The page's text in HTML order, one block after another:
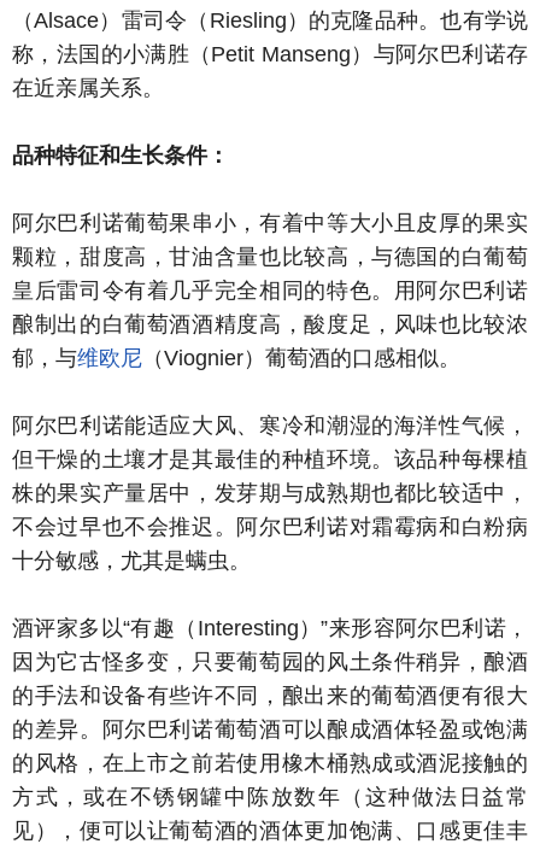
（Alsace）雷司令（Riesling）的克隆品种。也有学说
称，法国的小满胜（Petit Manseng）与阿尔巴利诺存
在近亲属关系。
品种特征和生长条件：
阿尔巴利诺葡萄果串小，有着中等大小且皮厚的果实
颗粒，甜度高，甘油含量也比较高，与德国的白葡萄
皇后雷司令有着几乎完全相同的特色。用阿尔巴利诺
酿制出的白葡萄酒酒精度高，酸度足，风味也比较浓
郁，与维欧尼 （Viognier）葡萄酒的口感相似。
阿尔巴利诺能适应大风、寒冷和潮湿的海洋性气候，
但干燥的土壤才是其最佳的种植环境。该品种每棵植
株的果实产量居中，发芽期与成熟期也都比较适中，
不会过早也不会推迟。阿尔巴利诺对霜霉病和白粉病
十分敏感，尤其是螨虫。
酒评家多以“有趣（Interesting）”来形容阿尔巴利诺，
因为它古怪多变，只要葡萄园的风土条件稍异，酿酒
的手法和设备有些许不同，酿出来的葡萄酒便有很大
的差异。阿尔巴利诺葡萄酒可以酿成酒体轻盈或饱满
的风格，在上市之前若使用橡木桶熟成或酒泥接触的
方式，或在不锈钢罐中陈放数年（这种做法日益常
见），便可以让葡萄酒的酒体更加饱满、口感更佳丰